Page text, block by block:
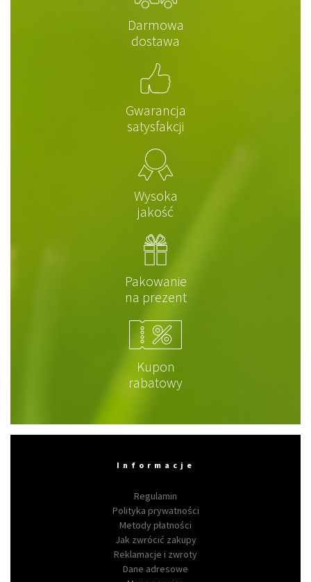
Darmowa
dostawa
Gwarancja
satysfakcji
Wysoka
jakość
Pakowanie
na prezent
Kupon
rabatowy
Informacje
Regulamin
Polityka prywatności
Metody płatności
Jak zwrócić zakupy
Reklamacje i zwroty
Dane adresowe